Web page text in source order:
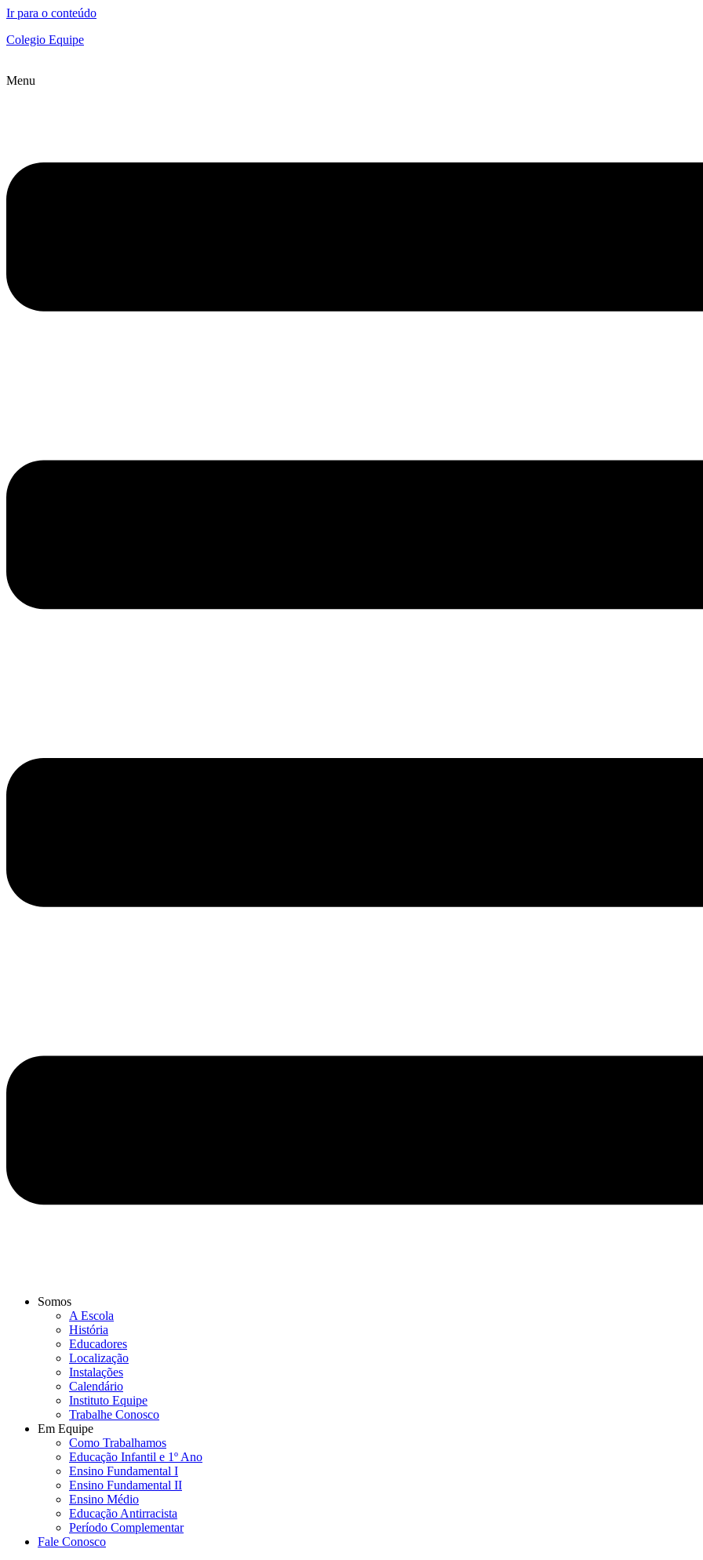
Ir para o conteúdo
Colegio Equipe
Menu
Somos
A Escola
História
Educadores
Localização
Instalações
Calendário
Instituto Equipe
Trabalhe Conosco
Em Equipe
Como Trabalhamos
Educação Infantil e 1º Ano
Ensino Fundamental I
Ensino Fundamental II
Ensino Médio
Educação Antirracista
Período Complementar
Fale Conosco